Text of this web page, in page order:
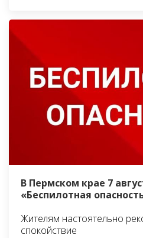
В Пермском крае 7
«Беспилотная
Жителям настоятельно
спокойствие